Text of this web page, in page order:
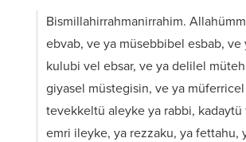
Bismillahirrahmanirrahim.
ebvab, ve ya müsebbibel esbab, ve
kulubi vel ebsar, ve ya delilel
giyasel müstegisin, ve ya
tevekkeltü aleyke ya rabbi,
emri ileyke, ya rezzaku, ya fettahu,